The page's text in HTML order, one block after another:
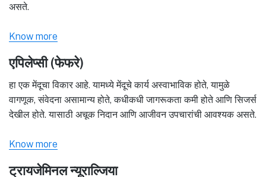
असते.
Know more
एपिलेप्सी (फेफरे)
हा एक मेंदूचा विकार आहे. यामध्ये मेंदूचे कार्य अस्वाभाविक होते, यामुळे
वागणूक, संवेदना असामान्य होते, कधीकधी जागरूकता कमी होते आणि सिजर्स
देखील होते. यासाठी अचूक निदान आणि आजीवन उपचारांची आवश्यक असते.
Know more
ट्रायजेमिनल न्यूराल्जिया